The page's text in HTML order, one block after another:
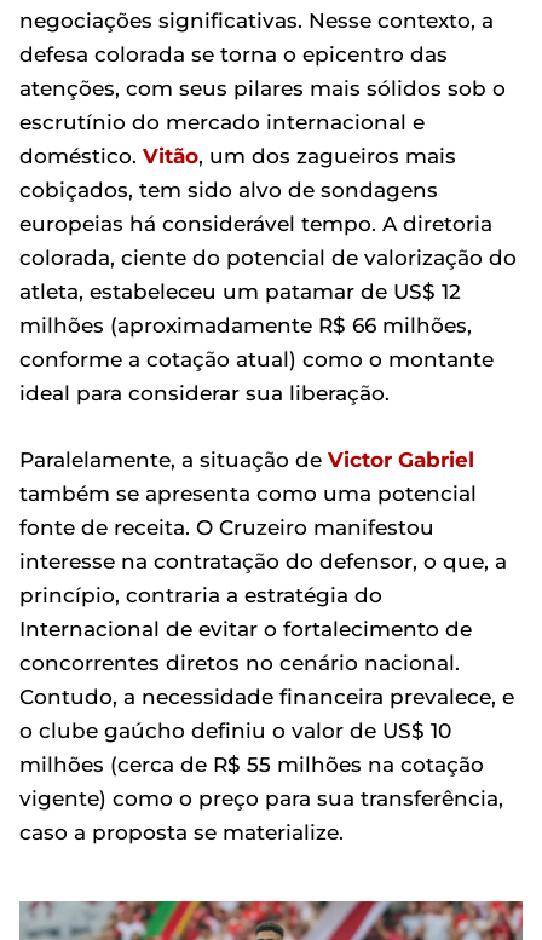
negociações significativas. Nesse contexto, a
defesa colorada se torna o epicentro das
atenções, com seus pilares mais sólidos sob o
escrutínio do mercado internacional e
doméstico. Vitão, um dos zagueiros mais
cobiçados, tem sido alvo de sondagens
europeias há considerável tempo. A diretoria
colorada, ciente do potencial de valorização do
atleta, estabeleceu um patamar de US$ 12
milhões (aproximadamente R$ 66 milhões,
conforme a cotação atual) como o montante
ideal para considerar sua liberação.
Paralelamente, a situação de Victor Gabriel
também se apresenta como uma potencial
fonte de receita. O Cruzeiro manifestou
interesse na contratação do defensor, o que, a
princípio, contraria a estratégia do
Internacional de evitar o fortalecimento de
concorrentes diretos no cenário nacional.
Contudo, a necessidade financeira prevalece, e
o clube gaúcho definiu o valor de US$ 10
milhões (cerca de R$ 55 milhões na cotação
vigente) como o preço para sua transferência,
caso a proposta se materialize.